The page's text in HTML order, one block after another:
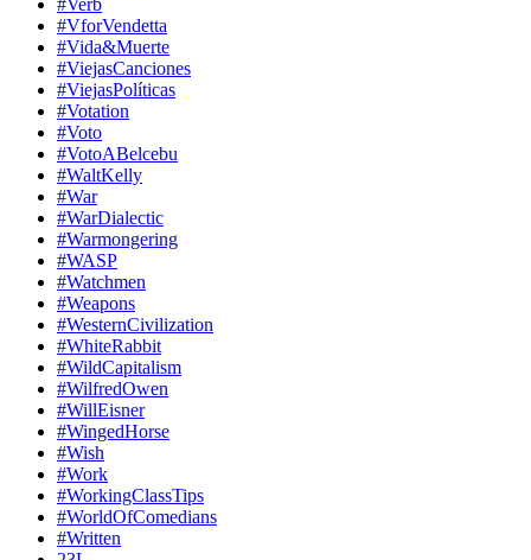
#Verb
#VforVendetta
#Vida&Muerte
#ViejasCanciones
#ViejasPolíticas
#Votation
#Voto
#VotoABelcebu
#WaltKelly
#War
#WarDialectic
#Warmongering
#WASP
#Watchmen
#Weapons
#WesternCivilization
#WhiteRabbit
#WildCapitalism
#WilfredOwen
#WillEisner
#WingedHorse
#Wish
#Work
#WorkingClassTips
#WorldOfComedians
#Written